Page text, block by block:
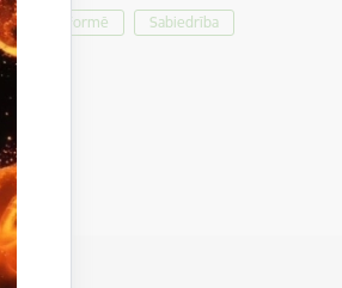
informē Sabiedrība